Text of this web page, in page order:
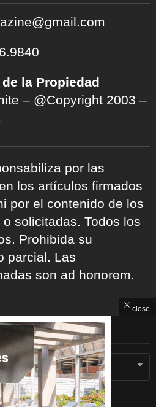
la Propiedad
– @Copyright 2003 –
por las
los artículos firmados
por el contenido de los
solicitadas. Todos los
Prohibida su
parcial. Las
son ad honorem.
close